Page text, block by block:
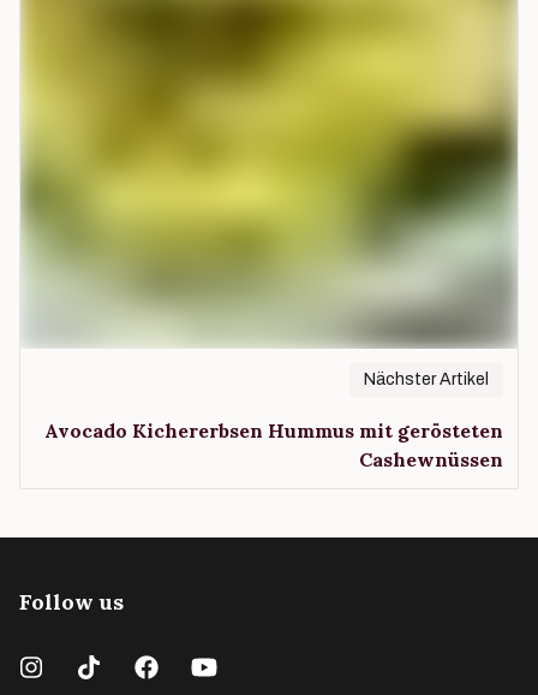
Nächster Artikel
Avocado Kichererbsen Hummus mit gerösteten
Cashewnüssen
Follow us